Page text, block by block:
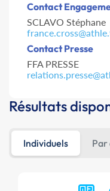
Contact
SCLAVO Stéphane
Contact Presse
FFA PRESSE
Résultats
Individuels Par